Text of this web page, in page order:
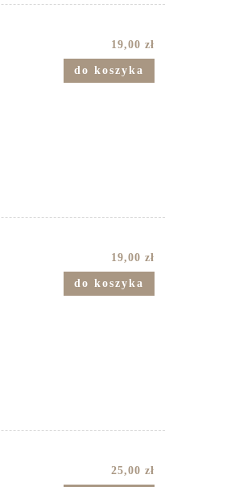
19,00 zł
do koszyka
19,00 zł
do koszyka
25,00 zł